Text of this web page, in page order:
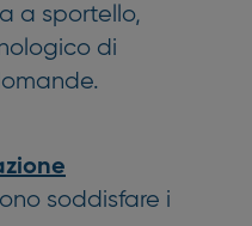
a sportello,
di
soddisfare i